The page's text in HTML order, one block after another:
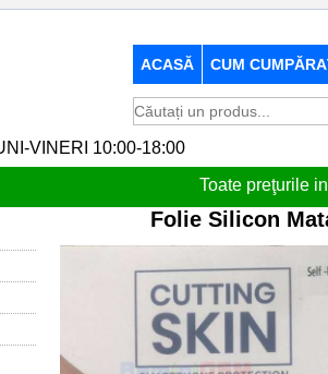
ACASĂ CUM
VINERI 10:00-18:00
Toate preţurile
Folie Silicon